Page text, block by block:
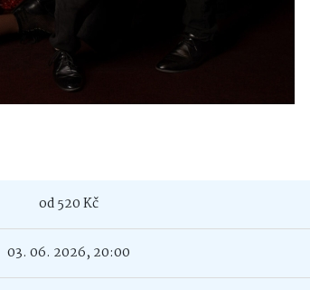
od 520 Kč
03. 06. 2026, 20:00